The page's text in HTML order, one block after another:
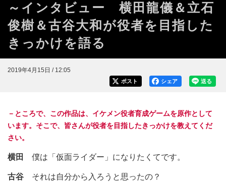
～インタビュー 横田龍儀＆立石
俊樹＆古谷大和が役者を目指した
きっかけを語る
2019年4月15日 / 12:05
送る
シェア
ポスト
－ところで、この作品は、イケメン役者育成ゲームを原作として
います。そこで、皆さんが役者を目指したきっかけを教えてくだ
さい。
横田 僕は「仮面ライダー」になりたくてです。
古谷 それは自分から入ろうと思ったの？